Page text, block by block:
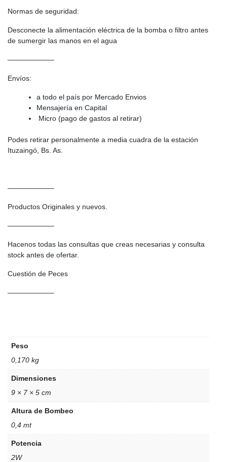
Normas de seguridad:
Desconecte la alimentación eléctrica de la bomba o filtro antes
de sumergir las manos en el agua
——————–
Envíos:
a todo el país por Mercado Envios
Mensajería en Capital
Micro (pago de gastos al retirar)
Podes retirar personalmente a media cuadra de la estación
Ituzaingó, Bs. As.
——————–
Productos Originales y nuevos.
——————–
Hacenos todas las consultas que creas necesarias y consulta
stock antes de ofertar.
Cuestión de Peces
——————–
Peso
0,170 kg
Dimensiones
9 × 7 × 5 cm
Altura de Bombeo
0,4 mt
Potencia
2W